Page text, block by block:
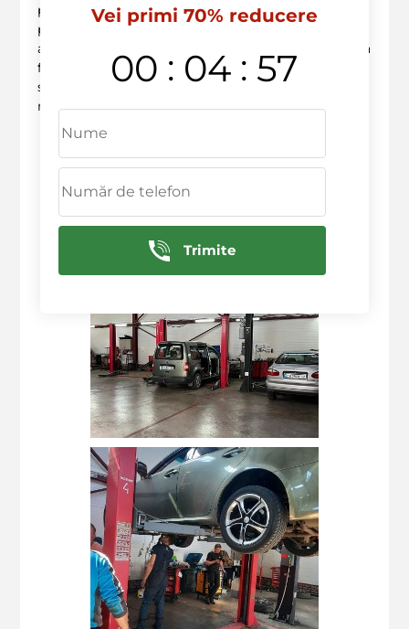
procesului, poți transforma experiența într-una
pozitivă. Nu lăsa problemele de transmisie să-ți
afecteze confortul și
; acționează înainte să
fie prea târziu! Suna-neacumla+373 603 36 236
sau vizitează-ne pe
anvelopele.md pentru mai
multe informații! ?
Rascani, Botanica, Centru, Sculeni, Buiucani
Vei primi 70% reducere
00 : 04 : 56
Trimite